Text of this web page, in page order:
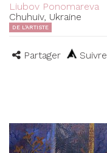
Liubov Ponomareva
Chuhuiv, Ukraine
DE L'ARTISTE
Partager Suivre